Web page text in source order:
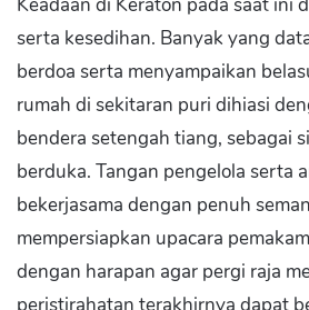
serta kesedihan. Banyak yang
berdoa serta menyampaikan
rumah di sekitaran puri dihiasi
bendera setengah tiang, sebagai
berduka. Tangan pengelola serta
bekerjasama dengan penuh
mempersiapkan upacara
dengan harapan agar pergi raja